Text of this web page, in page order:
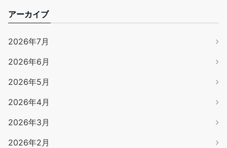
アーカイブ
2026年7月
2026年6月
2026年5月
2026年4月
2026年3月
2026年2月